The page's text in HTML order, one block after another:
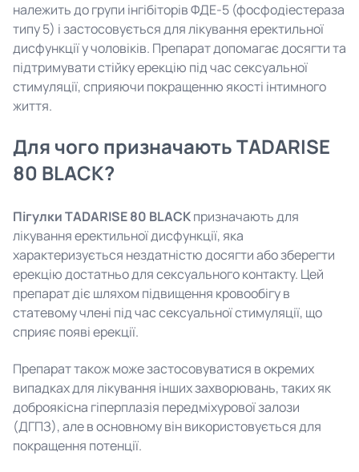
належить до групи інгібіторів ФДЕ-5 (фосфодіестераза
типу 5) і застосовується для лікування еректильної
дисфункції у чоловіків. Препарат допомагає досягти та
підтримувати стійку ерекцію під час сексуальної
стимуляції, сприяючи покращенню якості інтимного
життя.
Для чого призначають TADARISE
80 BLACK?
Пігулки TADARISE 80 BLACKпризначають для
лікування еректильної дисфункції, яка
характеризується нездатністю досягти або зберегти
ерекцію достатньо для сексуального контакту. Цей
препарат діє шляхом підвищення кровообігу в
статевому члені під час сексуальної стимуляції, що
сприяє появі ерекції.
Препарат також може застосовуватися в окремих
випадках для лікування інших захворювань, таких як
доброякісна гіперплазія передміхурової залози
(ДГПЗ), але в основному він використовується для
покращення потенції.